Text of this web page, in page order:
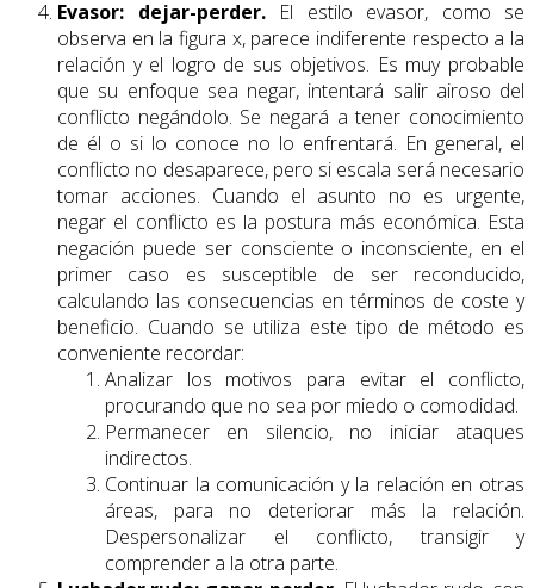
Evasor: dejar-perder.El estilo evasor, como se
observa en la figura x, parece indiferente respecto a la
relación y el logro de sus objetivos. Es muy probable
que su enfoque sea negar, intentará salir airoso del
conflicto negándolo. Se negará a tener conocimiento
de él o si lo conoce no lo enfrentará. En general, el
conflicto no desaparece, pero si escala será necesario
tomar acciones. Cuando el asunto no es urgente,
negar el conflicto es la postura más económica. Esta
negación puede ser consciente o inconsciente, en el
primer caso es susceptible de ser reconducido,
calculando las consecuencias en términos de coste y
beneficio. Cuando se utiliza este tipo de método es
conveniente recordar:
Analizar los motivos para evitar el conflicto,
procurando que no sea por miedo o comodidad.
Permanecer en silencio, no iniciar ataques
indirectos.
Continuar la comunicación y la relación en otras
áreas, para no deteriorar más la relación.
Despersonalizar el conflicto, transigir y
comprender a la otra parte.